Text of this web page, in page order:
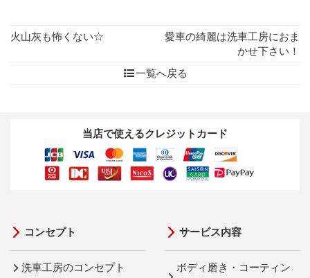
火山灰も怖くない☆
愛車の綺麗は洗車工房におま
かせ下さい！
一覧へ戻る
当店で使えるクレジットカード
コンセプト
洗車工房のコンセプト
サービス内容
ボディ磨き・コーティン